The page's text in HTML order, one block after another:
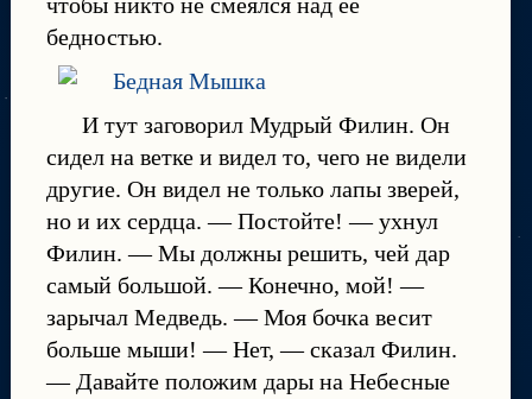
бедностью.
И тут заговорил Мудрый Филин. Он
сидел на ветке и видел то, чего не видели
другие. Он видел не только лапы зверей,
но и их сердца. — Постойте! — ухнул
Филин. — Мы должны решить, чей дар
самый большой. — Конечно, мой! —
зарычал Медведь. — Моя бочка весит
больше мыши! — Нет, — сказал Филин.
— Давайте положим дары на Небесные